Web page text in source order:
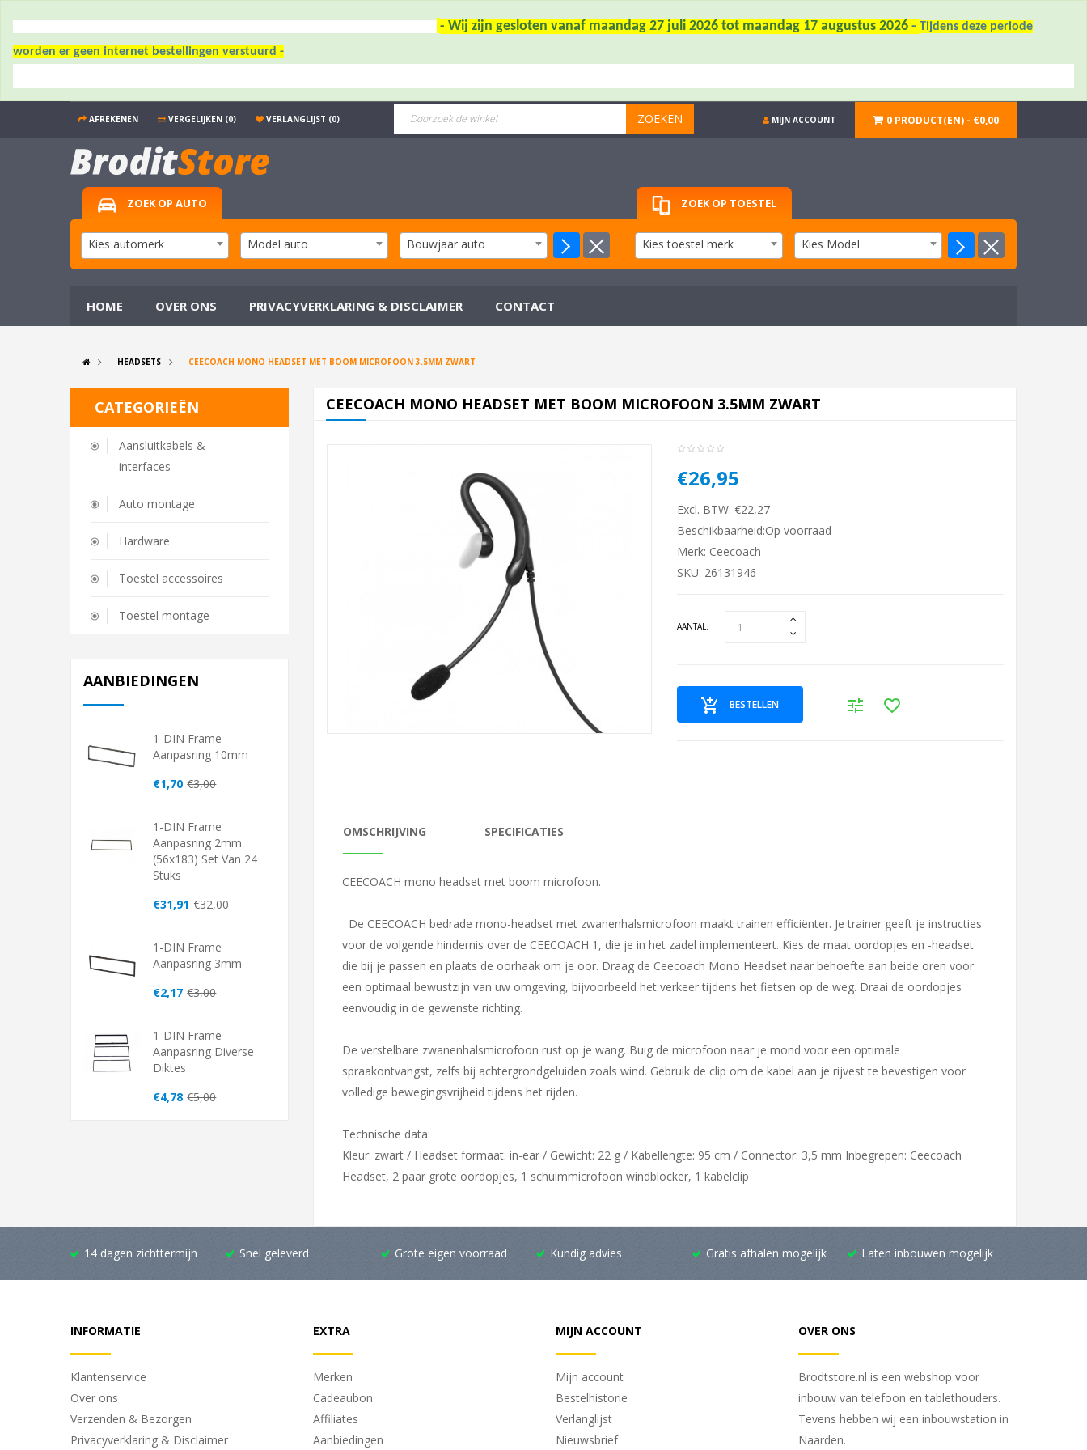
- Wij zijn gesloten vanaf maandag 27 juli 2026 tot maandag 17 augustus 2026 - Tijdens deze periode
worden er geen internet bestellingen verstuurd -
AFREKENEN VERGELIJKEN (0) VERLANGLIJST (0) ZOEKEN MIJN ACCOUNT 0 PRODUCT(EN) - €0,00
ZOEK OP AUTO
Kies automerk Model auto Bouwjaar auto
ZOEK OP TOESTEL
Kies toestel merk Kies Model
HOME OVER ONS PRIVACYVERKLARING & DISCLAIMER CONTACT
HEADSETS CEECOACH MONO HEADSET MET BOOM MICROFOON 3.5MM ZWART
CATEGORIEËN
Aansluitkabels &
interfaces
Auto montage
Hardware
Toestel accessoires
Toestel montage
AANBIEDINGEN
1-DIN Frame
Aanpasring 10mm
€1,70 €3,00
1-DIN Frame
Aanpasring 2mm
(56x183) Set Van 24
Stuks
€31,91 €32,00
1-DIN Frame
Aanpasring 3mm
€2,17 €3,00
1-DIN Frame
Aanpasring Diverse
Diktes
€4,78 €5,00
CEECOACH MONO HEADSET MET BOOM MICROFOON 3.5MM ZWART
€26,95
Excl. BTW: €22,27
Beschikbaarheid:Op voorraad
Merk: Ceecoach
SKU: 26131946
AANTAL:
BESTELLEN
OMSCHRIJVING SPECIFICATIES
CEECOACH mono headset met boom microfoon.
De CEECOACH bedrade mono-headset met zwanenhalsmicrofoon maakt trainen efficiënter. Je trainer geeft je instructies
voor de volgende hindernis over de CEECOACH 1, die je in het zadel implementeert. Kies de maat oordopjes en -headset
die bij je passen en plaats de oorhaak om je oor. Draag de Ceecoach Mono Headset naar behoefte aan beide oren voor
een optimaal bewustzijn van uw omgeving, bijvoorbeeld het verkeer tijdens het fietsen op de weg. Draai de oordopjes
eenvoudig in de gewenste richting.
De verstelbare zwanenhalsmicrofoon rust op je wang. Buig de microfoon naar je mond voor een optimale
spraakontvangst, zelfs bij achtergrondgeluiden zoals wind. Gebruik de clip om de kabel aan je rijvest te bevestigen voor
volledige bewegingsvrijheid tijdens het rijden.
Technische data:
Kleur: zwart / Headset formaat: in-ear / Gewicht: 22 g / Kabellengte: 95 cm / Connector: 3,5 mm Inbegrepen: Ceecoach
Headset, 2 paar grote oordopjes, 1 schuimmicrofoon windblocker, 1 kabelclip
14 dagen zichttermijn Snel geleverd Grote eigen voorraad Kundig advies Gratis afhalen mogelijk Laten inbouwen mogelijk
INFORMATIE
Klantenservice
Over ons
Verzenden & Bezorgen
Privacyverklaring & Disclaimer
EXTRA
Merken
Cadeaubon
Affiliates
Aanbiedingen
MIJN ACCOUNT
Mijn account
Bestelhistorie
Verlanglijst
Nieuwsbrief
OVER ONS
Brodtstore.nl is een webshop voor
inbouw van telefoon en tablethouders.
Tevens hebben wij een inbouwstation in
Naarden.